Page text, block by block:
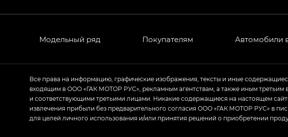
GL
GS4 — Джи Эс 4 (GS4) в комплектациях Джи Би
Empow — Эмпау (Empow) в комплектации Джи Эс — GS,
Модельный ряд Покупателям Автомобили
Все права на информацию, графические изображения, тексты и иные
входящим в ООО «ГАК МОТОР РУС», рекламным агентствам, а также иным
и соответствующими третьими лицами. Никакие содержащиеся на настоящем
извлечения прибыли без предварительного согласия ООО «ГАК МОТОР РУС» в
для целей личного использования и/или принятия решений о приобретении